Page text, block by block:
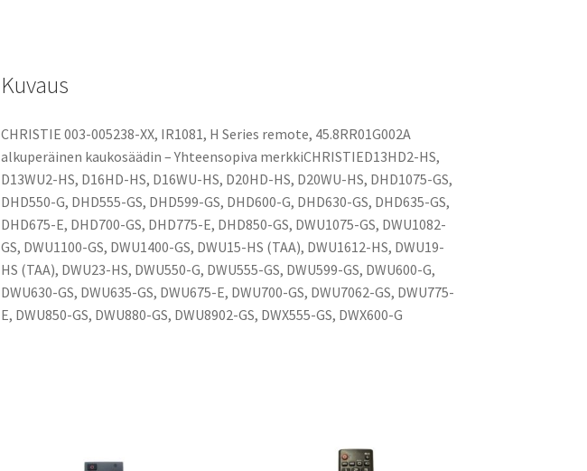
Kuvaus
CHRISTIE 003-005238-XX, IR1081, H Series remote, 45.8RR01G002A
alkuperäinen kaukosäädin – Yhteensopiva merkkiCHRISTIED13HD2-HS,
D13WU2-HS, D16HD-HS, D16WU-HS, D20HD-HS, D20WU-HS, DHD1075-GS,
DHD550-G, DHD555-GS, DHD599-GS, DHD600-G, DHD630-GS, DHD635-GS,
DHD675-E, DHD700-GS, DHD775-E, DHD850-GS, DWU1075-GS, DWU1082-
GS, DWU1100-GS, DWU1400-GS, DWU15-HS (TAA), DWU1612-HS, DWU19-
HS (TAA), DWU23-HS, DWU550-G, DWU555-GS, DWU599-GS, DWU600-G,
DWU630-GS, DWU635-GS, DWU675-E, DWU700-GS, DWU7062-GS, DWU775-
E, DWU850-GS, DWU880-GS, DWU8902-GS, DWX555-GS, DWX600-G